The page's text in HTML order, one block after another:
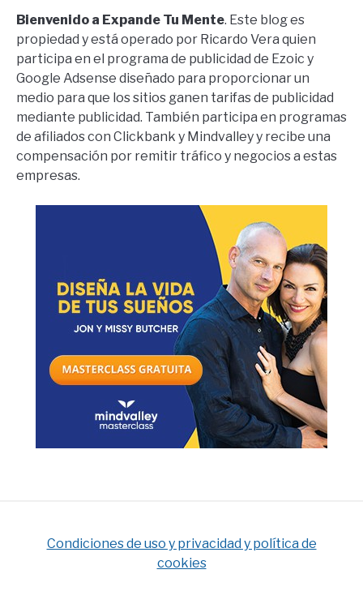
Bienvenido a Expande Tu Mente. Este blog es
propiedad y está operado por Ricardo Vera quien
participa en el programa de publicidad de Ezoic y
Google Adsense diseñado para proporcionar un
medio para que los sitios ganen tarifas de publicidad
mediante publicidad. También participa en programas
de afiliados con Clickbank y Mindvalley y recibe una
compensación por remitir tráfico y negocios a estas
empresas.
Condiciones de uso y privacidad y política de
cookies